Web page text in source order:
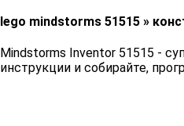
lego mindstorms 51515 »
Mindstorms Inventor 51515 -
инструкции и собирайте,